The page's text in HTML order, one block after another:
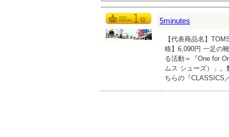
5minutes
【代表商品名】
格】6,090円 一足の
る活動＝『One for
ムス シューズ）」
ちらの『CLASSICS